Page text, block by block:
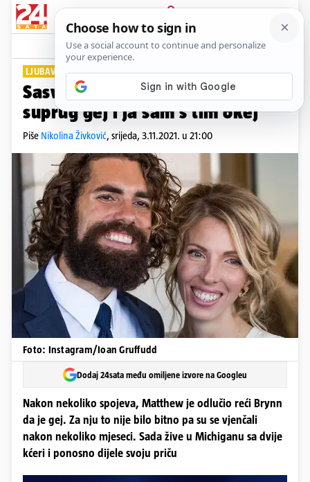
PRIJAVA
Lifestyle Komentari
LJUBAV NEMA GRANICA
Sasvim neobična priča: 'Moj je
suprug gej i ja sam s tim okej'
Piše Nikolina Živković, srijeda, 3.11.2021. u 21:00
Foto: Instagram/Ioan Gruffudd
Dodaj 24sata među omiljene izvore na Googleu
Nakon nekoliko spojeva, Matthew je odlučio reći Brynn
da je gej. Za nju to nije bilo bitno pa su se vjenčali
nakon nekoliko mjeseci. Sada žive u Michiganu sa dvije
kćeri i ponosno dijele svoju priču